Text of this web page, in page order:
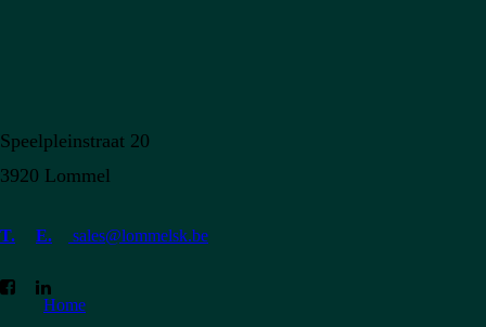
Speelpleinstraat 20
3920 Lommel
T. E. sales@lommelsk.be
Home